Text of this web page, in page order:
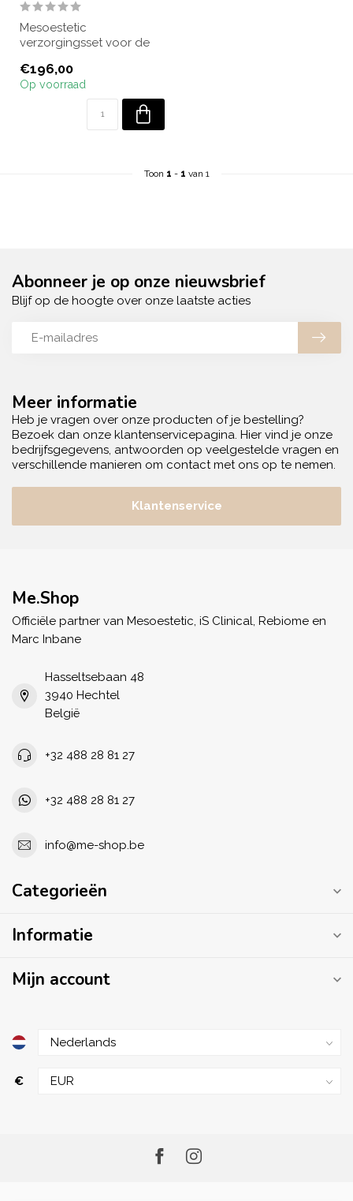
Mesoestetic
verzorgingsset voor de
een AHA huidreiniger, h...
€196,00
Op voorraad
Toon 1 - 1 van 1
Meer informatie
Heb je vragen over onze producten of je bestelling?
Bezoek dan onze klantenservicepagina. Hier vind je onze
bedrijfsgegevens, antwoorden op veelgestelde vragen en
verschillende manieren om contact met ons op te nemen.
Klantenservice
Abonneer je op onze nieuwsbrief
Blijf op de hoogte over onze laatste acties
Me.Shop
Officiële partner van Mesoestetic, iS Clinical, Rebiome en
Marc Inbane
Hasseltsebaan 48
3940 Hechtel
België
+32 488 28 81 27
+32 488 28 81 27
info@me-shop.be
Categorieën
Informatie
Mijn account
€